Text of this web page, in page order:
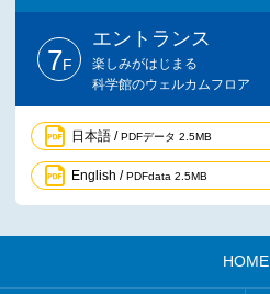
7F
エントランス
楽しみがはじまる
科学館のウェルカムフロア
日本語 /PDFデータ 2.5MB
English /PDFdata 2.5MB
HOME